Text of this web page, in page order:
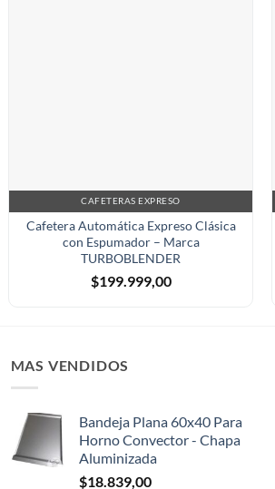
CAFETERAS EXPRESO
Cafetera Automática Expreso Clásica
con Espumador – Marca
TURBOBLENDER
$199.999,00
MAS VENDIDOS
Bandeja Plana 60x40 Para
Horno Convector - Chapa
Aluminizada
$18.839,00